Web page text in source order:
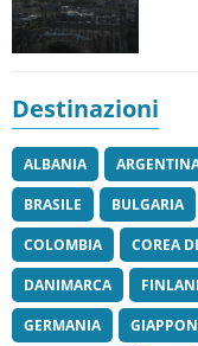
Destinazioni
ALBANIA
BRASILE
BULGARIA
COLOMBIA
COREA
DANIMARCA
GERMANIA